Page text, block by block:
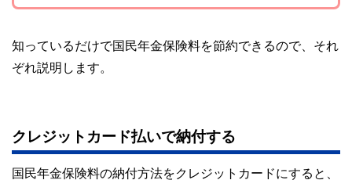
知っているだけで国民年金保険料を節約できるので、それ
ぞれ説明します。
クレジットカード払いで納付する
国民年金保険料の納付方法をクレジットカードにすると、